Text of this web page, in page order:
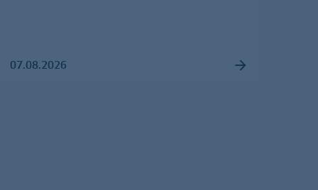
07.08.2026